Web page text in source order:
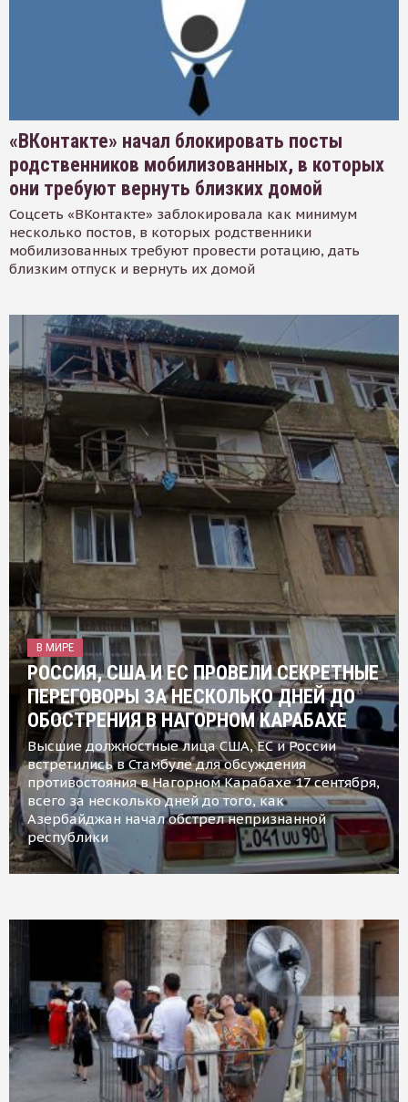
«ВКонтакте» начал блокировать посты
родственников мобилизованных, в которых
они требуют вернуть близких домой
Соцсеть «ВКонтакте» заблокировала как минимум
несколько постов, в которых родственники
мобилизованных требуют провести ротацию, дать
близким отпуск и вернуть их домой
В МИРЕ
РОССИЯ, США И ЕС ПРОВЕЛИ СЕКРЕТНЫЕ
ПЕРЕГОВОРЫ ЗА НЕСКОЛЬКО ДНЕЙ ДО
ОБОСТРЕНИЯ В НАГОРНОМ КАРАБАХЕ
Высшие должностные лица США, ЕС и России
встретились в Стамбуле для обсуждения
противостояния в Нагорном Карабахе 17 сентября,
всего за несколько дней до того, как
Азербайджан начал обстрел непризнанной
республики